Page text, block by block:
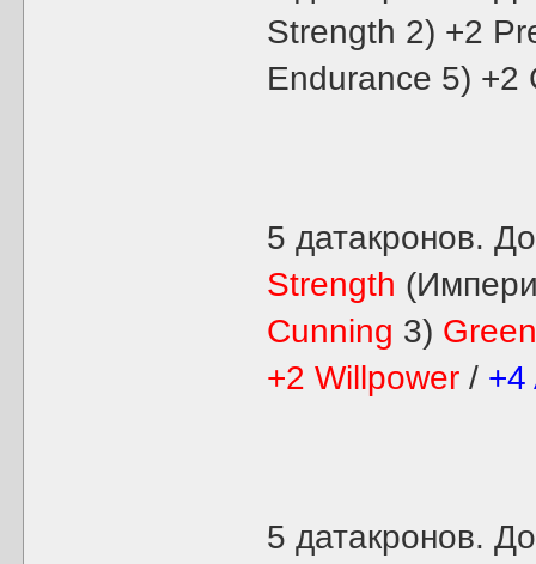
Strength 2) +2
Endurance 5)
5 датакронов.
Strength
Cunning 3)
+2 Willpower / +4
5 датакронов.